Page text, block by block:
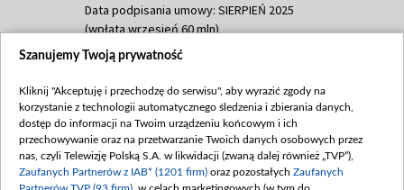
Data podpisania umowy: SIERPIEŃ 2025
(wpłata wrzesień 60 mln)
Dofinansowanie 635 783 051,21 PLN
(wpłata wrzesień 100 mln, październik 350
mln, listopad 265 mln)
Dofinansowanie 48 862 000,00 PLN
Data podpisania umowy: GRUDZIEŃ 2025
(wpłata grudzień 60,548 mln)
Szanujemy Twoją prywatność
Kliknij "Akceptuję i przechodzę do serwisu", aby wyrazić zgody na
korzystanie z technologii automatycznego śledzenia i zbierania danych,
dostęp do informacji na Twoim urządzeniu końcowym i ich
przechowywanie oraz na przetwarzanie Twoich danych osobowych przez
nas, czyli Telewizję Polską S.A. w likwidacji (zwaną dalej również „TVP”),
Zaufanych Partnerów z IAB* (1201 firm) oraz pozostałych Zaufanych